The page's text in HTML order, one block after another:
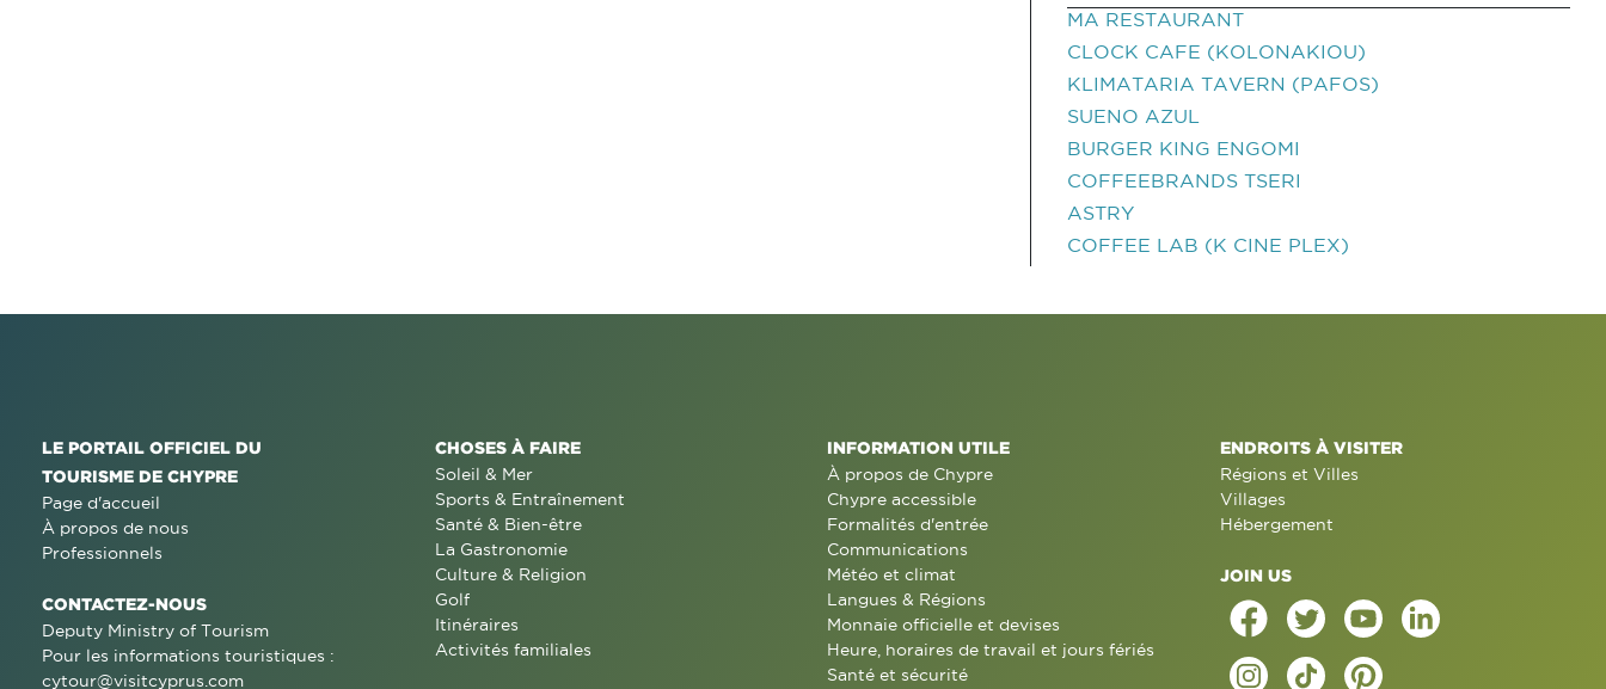
MA RESTAURANT
CLOCK CAFE (KOLONAKIOU)
KLIMATARIA TAVERN (PAFOS)
SUENO AZUL
BURGER KING ENGOMI
COFFEEBRANDS TSERI
ASTRY
COFFEE LAB (K CINE PLEX)
LE PORTAIL OFFICIEL DU
TOURISME DE CHYPRE
Page d'accueil
À propos de nous
Professionnels
CONTACTEZ-NOUS
Deputy Ministry of Tourism
Pour les informations touristiques :
cytour@visitcyprus.com
CHOSES À FAIRE
Soleil & Mer
Sports & Entraînement
Santé & Bien-être
La Gastronomie
Culture & Religion
Golf
Itinéraires
Activités familiales
INFORMATION UTILE
À propos de Chypre
Chypre accessible
Formalités d'entrée
Communications
Météo et climat
Langues & Régions
Monnaie officielle et devises
Heure, horaires de travail et jours fériés
Santé et sécurité
ENDROITS À VISITER
Régions et Villes
Villages
Hébergement
JOIN US